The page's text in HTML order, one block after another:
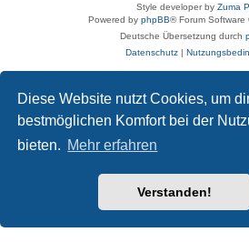
Diese Website nutzt Cookies, um
bestmöglichen Komfort bei der
bieten. Mehr erfahren
Verstanden!
Style developer by Zuma
Powered by phpBB® Forum Software
Deutsche Übersetzung durch
Datenschutz|